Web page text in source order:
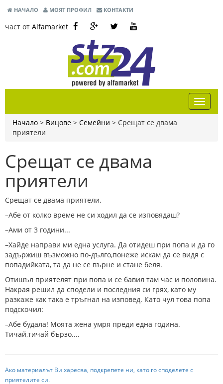
НАЧАЛО МОЯТ ПРОФИЛ КОНТАКТИ
част от Alfamarket
Начало > Вицове > Семейни > Срещат се двама
приятели
Срещат се двама
приятели
Срещат се двама приятели.
–Абе от колко време не си ходил да се изповядаш?
–Ами от 3 години...
–Хайде направи ми една услуга. Да отидеш при попа и да го
задържиш възможно по-дълго,понеже искам да се видя с
попадийката, та да не се върне и стане беля.
Отишъл приятелят при попа и се бавил там час и половина.
Накрая решил да сподели и последния си грях, като му
разкаже как така е тръгнал на изповед. Като чул това попа
подскочил:
–Абе будала! Моята жена умря преди една година.
Тичай,тичай бързо....
Ако материалът Ви харесва, подкрепете ни, като го споделете с
приятелите си.